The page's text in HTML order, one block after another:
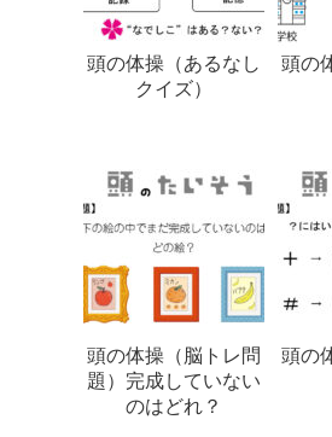
頭の体操（あるなし
クイズ）
頭の
頭の体操（脳トレ問
題）完成していない
のはどれ？
頭の